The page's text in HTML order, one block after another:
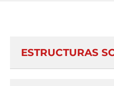
ESTRUCTURAS